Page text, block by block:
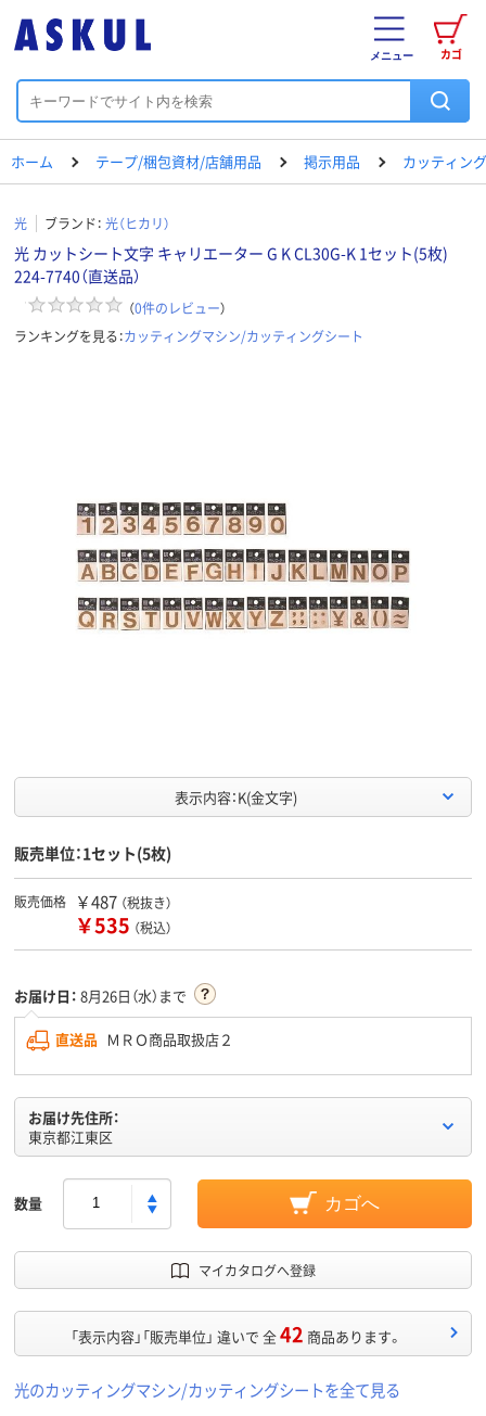
カゴ
メニュー
ホーム テープ/梱包資材/店舗用品 掲示用品 カッティン
光 ブランド： 光（ヒカリ）
光 カットシート文字 キャリエーター G K CL30G-K 1セット(5枚)
224-7740（直送品）
（0件のレビュー）
ランキングを見る：カッティングマシン/カッティングシート
表示内容：K(金文字)
販売単位：1セット(5枚)
販売価格 ￥487 （税抜き）
￥535 （税込）
お届け日： 8月26日（水）まで
直送品 ＭＲＯ商品取扱店２
お届け先住所：
東京都江東区
数量 カゴへ
マイカタログへ登録
「表示内容」「販売単位」 違いで 全42 商品あります。
光のカッティングマシン/カッティングシートを全て見る